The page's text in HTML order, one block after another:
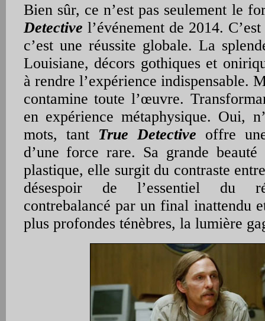
Bien sûr, ce n’est pas seulement le
Detective l’événement de 2014.
c’est une réussite globale. La
Louisiane, décors gothiques et
à rendre l’expérience indispensable.
contamine toute l’œuvre.
en expérience métaphysique. Oui,
mots, tant True Detective offre
d’une force rare. Sa grande beauté
plastique, elle surgit du contraste
désespoir de l’essentiel du
contrebalancé par un final inattendu
plus profondes ténèbres, la lumière